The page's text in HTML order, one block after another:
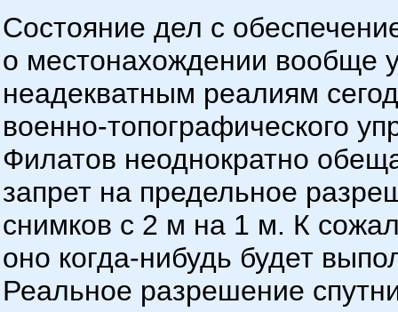
Состояние дел с
о местонахождении вообще
неадекватным реалиям
военно-топографического
Филатов неоднократно
запрет на предельное
снимков с 2 м на 1 м. К
оно когда-нибудь будет
Реальное разрешение